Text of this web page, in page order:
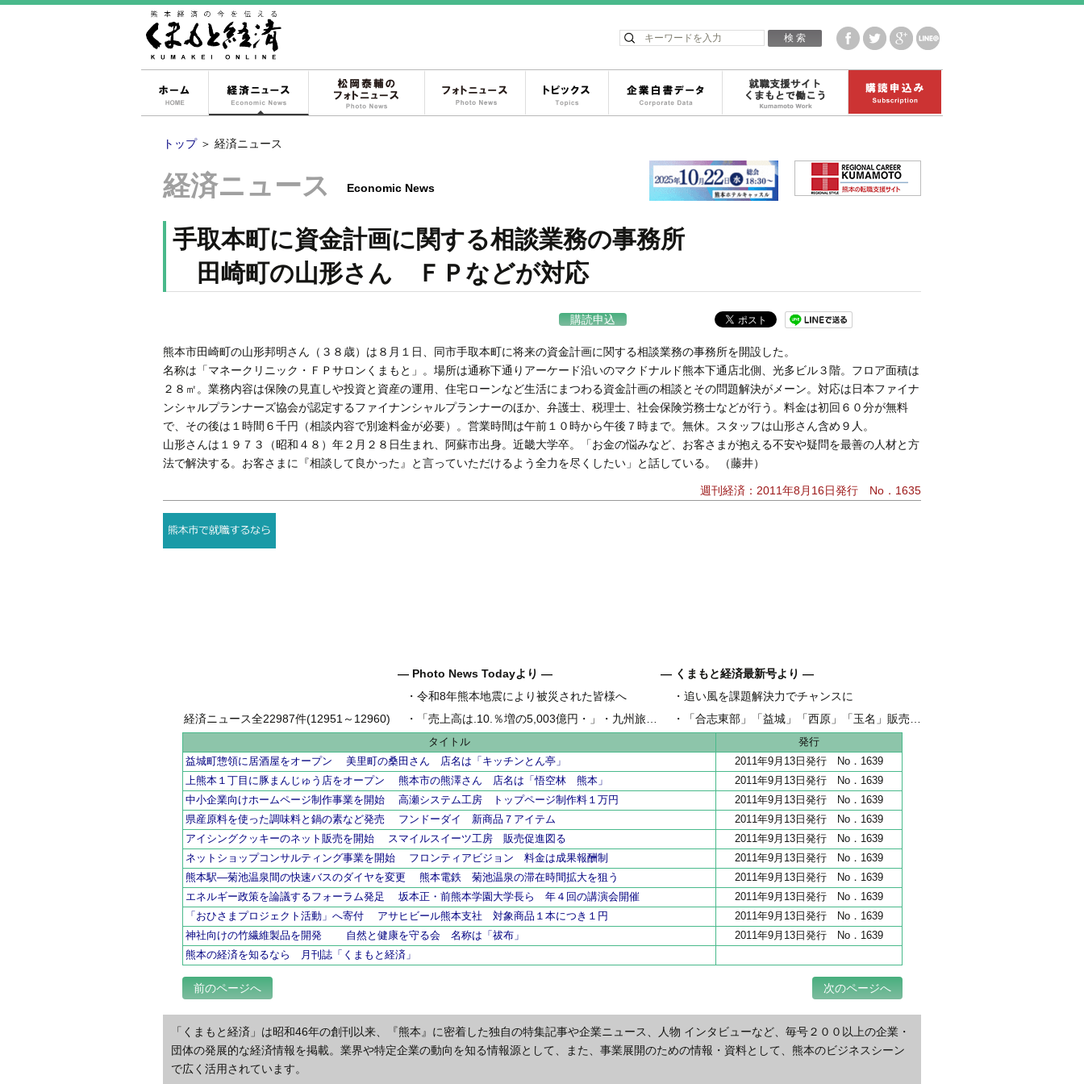
経済ニュース 企業白書データ
トップ ＞ 経済ニュース
経済ニュース Economic News
手取本町に資金計画に関する相談業務の事務所
田崎町の山形さん ＦＰなどが対応
購読申込
熊本市田崎町の山形邦明さん（３８歳）は８月１日、同市手取本町に将来の資金計画に関する相談業務の事務所を開設した。
名称は「マネークリニック・ＦＰサロンくまもと」。場所は通称下通りアーケード沿いのマクドナルド熊本下通店北側、光多ビル３階。フロア面積は
２８㎡。業務内容は保険の見直しや投資と資産の運用、住宅ローンなど生活にまつわる資金計画の相談とその問題解決がメーン。対応は日本ファイナ
ンシャルプランナーズ協会が認定するファイナンシャルプランナーのほか、弁護士、税理士、社会保険労務士などが行う。料金は初回６０分が無料
で、その後は１時間６千円（相談内容で別途料金が必要）。営業時間は午前１０時から午後７時まで。無休。スタッフは山形さん含め９人。
山形さんは１９７３（昭和４８）年２月２８日生まれ、阿蘇市出身。近畿大学卒。「お金の悩みなど、お客さまが抱える不安や疑問を最善の人材と方
法で解決する。お客さまに『相談して良かった』と言っていただけるよう全力を尽くしたい」と話している。 （藤井）
週刊経済：2011年8月16日発行 No．1635
― Photo News Todayより ―
・令和8年熊本地震により被災された皆様へ
・
「売上高は.10.％増の5,003億円・」・九州旅客鉄道の古宮洋二社長
― くまもと経済最新号より ―
・追い風を課題解決力でチャンスに
県内地域金融 伴走支援強化し、新たな資金需要を開拓
・
「合志東部」「益城」「西原」「玉名」販売好調
県内工業団地 全206haうち65haが分譲開始
経済ニュース全22987件(12951～12960)
タイトル
発行
益城町惣領に居酒屋をオープン 美里町の桑田さん 店名は「キッチンとん亭」
2011年9月13日発行 No．1639
上熊本１丁目に豚まんじゅう店をオープン 熊本市の熊澤さん 店名は「悟空林 熊本」
2011年9月13日発行 No．1639
中小企業向けホームページ制作事業を開始 高瀬システム工房 トップページ制作料１万円
2011年9月13日発行 No．1639
県産原料を使った調味料と鍋の素など発売 フンドーダイ 新商品７アイテム
2011年9月13日発行 No．1639
アイシングクッキーのネット販売を開始 スマイルスイーツ工房 販売促進図る
2011年9月13日発行 No．1639
ネットショップコンサルティング事業を開始 フロンティアビジョン 料金は成果報酬制
2011年9月13日発行 No．1639
熊本駅―菊池温泉間の快速バスのダイヤを変更 熊本電鉄 菊池温泉の滞在時間拡大を狙う
2011年9月13日発行 No．1639
エネルギー政策を論議するフォーラム発足 坂本正・前熊本学園大学長ら 年４回の講演会開催
2011年9月13日発行 No．1639
「おひさまプロジェクト活動」へ寄付 アサヒビール熊本支社 対象商品１本につき１円
2011年9月13日発行 No．1639
神社向けの竹繊維製品を開発 自然と健康を守る会 名称は「祓布」
2011年9月13日発行 No．1639
熊本の経済を知るなら 月刊誌「くまもと経済」
前のページへ 次のページへ
「くまもと経済」は昭和46年の創刊以来、『熊本』に密着した独自の特集記事や企業ニュース、人物 インタビューなど、毎号２００以上の企業・
団体の発展的な経済情報を掲載。業界や特定企業の動向を知る情報源として、また、事業展開のための情報・資料として、熊本のビジネスシーン
で広く活用されています。